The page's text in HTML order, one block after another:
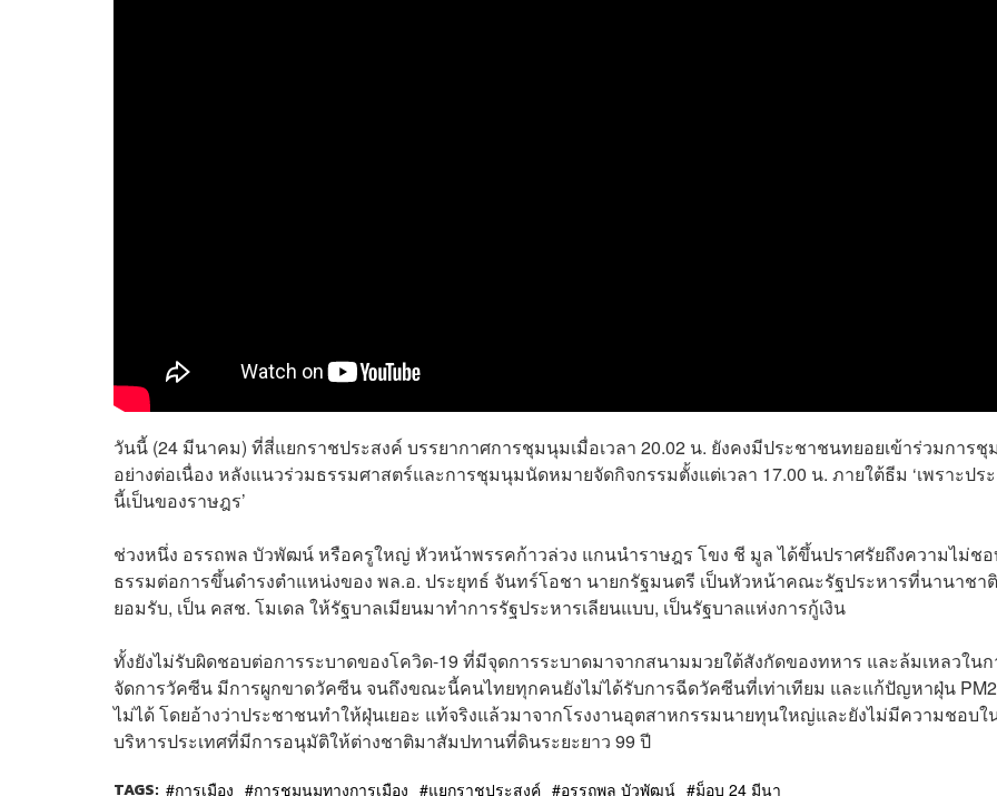
วันนี้ (24 มีนาคม) ที่สี่แยกราชประสงค์ บรรยากาศการชุมนุมเมื่อเวลา 20.02 น. ยังคงมีประชาชนทยอยเข้าร่วมการ
อย่างต่อเนื่อง หลังแนวร่วมธรรมศาสตร์และการชุมนุมนัดหมายจัดกิจกรรมตั้งแต่เวลา 17.00 น. ภายใต้ธีม ‘เพราะปร
นี้เป็นของราษฎร’
ช่วงหนึ่ง อรรถพล บัวพัฒน์ หรือครูใหญ่ หัวหน้าพรรคก้าวล่วง แกนนำราษฎร โขง ชี มูล ได้ขึ้นปราศรัยถึงความไม่ช
ธรรมต่อการขึ้นดำรงตำแหน่งของ พล.อ. ประยุทธ์​ จันทร์โอชา​ นายกรัฐมนตรี​ เป็นหัวหน้าคณะรัฐประหารที่นานาชา
ยอมรับ​, เป็น คสช. โมเดล ให้รัฐบาลเมียนมา​ทำการรัฐประหารเลียนแบบ​, เป็นรัฐบาลแห่งการกู้เงิน​
ทั้งยังไม่รับผิดชอบต่อการระบาดของโควิด-19​ ที่มีจุดการระบาดมาจากสนามมวยใต้สังกัดของทหาร และล้มเหลวในก
จัดการวัคซีน​ มีการผูกขาดวัคซีน​ จนถึงขณะนี้คนไทยทุกคนยังไม่ได้รับการฉีดวัคซีนที่เท่าเทียม​ และแก้ปัญหาฝุ่น​
ไม่ได้​ โดยอ้างว่าประชาชนทำให้ฝุ่นเยอะ​ แท้จริงแล้วมาจากโรงงานอุตสาหกรรมนายทุนใหญ่​และยังไม่มีความชอบใ
บริหารประเทศที่มีการอนุมัติให้ต่างชาติมาสัมปทานที่ดินระยะยาว ​99 ​ปี​
TAGS: การเมือง การชุมนุมทางการเมือง แยกราชประสงค์ อรรถพล บัวพัฒน์ ม็อบ 24 มีนา